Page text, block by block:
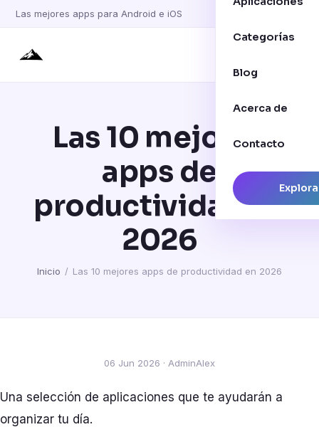
Las mejores apps para Android e iOS
Categorías
Blog
Acerca de
Contacto
Las 10 mejores
apps de
productividad en
2026
Inicio / Las 10 mejores apps de productividad en 2026
06 Jun 2026 · AdminAlex
Una selección de aplicaciones que te ayudarán a
organizar tu día.